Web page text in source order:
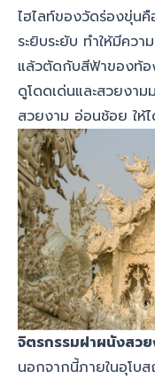
ไฮไลท์ของวัดร่องขุ่นคื
ระยิบระยับ ทำให้มีควา
แล้วตัดกับสีฟ้าของท้อ
ดูโดดเด่นและสวยงา
สวยงาม อ่อนช้อย ให้
จิตรกรรมฝาผนังสวย
นอกจากนี้ภายในอุโบ